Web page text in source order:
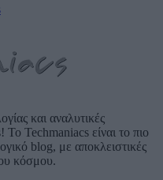
και αναλυτικές
Techmaniacs είναι το πιο
blog, με αποκλειστικές
κόσμου.